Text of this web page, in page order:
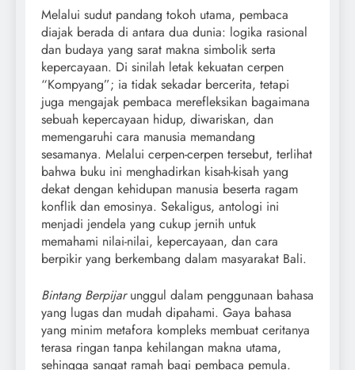
Melalui sudut pandang tokoh utama, pembaca
diajak berada di antara dua dunia: logika rasional
dan budaya yang sarat makna simbolik serta
kepercayaan. Di sinilah letak kekuatan cerpen
“Kompyang”; ia tidak sekadar bercerita, tetapi
juga mengajak pembaca merefleksikan bagaimana
sebuah kepercayaan hidup, diwariskan, dan
memengaruhi cara manusia memandang
sesamanya. Melalui cerpen-cerpen tersebut, terlihat
bahwa buku ini menghadirkan kisah-kisah yang
dekat dengan kehidupan manusia beserta ragam
konflik dan emosinya. Sekaligus, antologi ini
menjadi jendela yang cukup jernih untuk
memahami nilai-nilai, kepercayaan, dan cara
berpikir yang berkembang dalam masyarakat Bali.
Bintang Berpijarunggul dalam penggunaan bahasa
yang lugas dan mudah dipahami. Gaya bahasa
yang minim metafora kompleks membuat ceritanya
terasa ringan tanpa kehilangan makna utama,
sehingga sangat ramah bagi pembaca pemula.